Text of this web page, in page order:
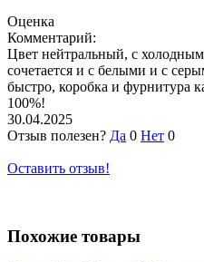
Оценка
Комментарий:
Цвет нейтральный, с
сочетается и с белыми и с
быстро, коробка и фурнитура
100%!
30.04.2025
Отзыв полезен? Да 0 Нет 0
Оставить отзыв!
Похожие товары